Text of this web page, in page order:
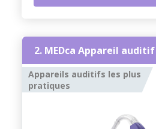
2. MEDca Appareil
Appareils auditifs les plus
pratiques